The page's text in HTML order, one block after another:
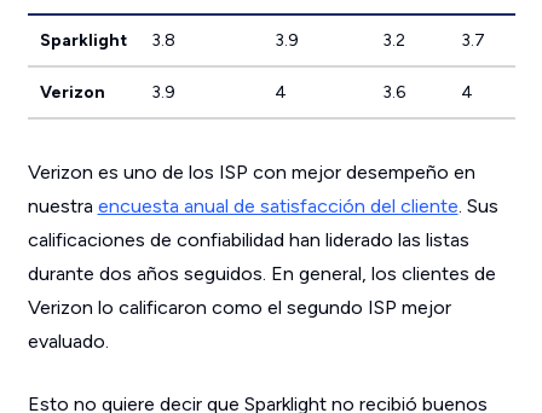
Sparklight 3.8 3.9 3.2 3.7
Verizon 3.9 4 3.6 4
Verizon es uno de los ISP con mejor desempeño en
nuestra encuesta anual de satisfacción del cliente. Sus
calificaciones de confiabilidad han liderado las listas
durante dos años seguidos. En general, los clientes de
Verizon lo calificaron como el segundo ISP mejor
evaluado.
Esto no quiere decir que Sparklight no recibió buenos